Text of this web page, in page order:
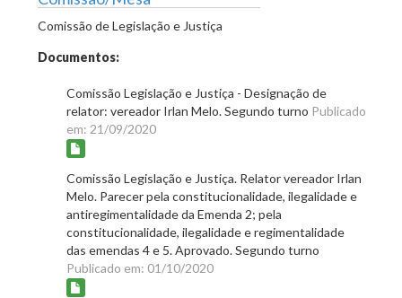
Comissão de Legislação e Justiça
Documentos:
Comissão Legislação e Justiça - Designação de
relator: vereador Irlan Melo. Segundo turno Publicado
em: 21/09/2020
Comissão Legislação e Justiça. Relator vereador Irlan
Melo. Parecer pela constitucionalidade, ilegalidade e
antiregimentalidade da Emenda 2; pela
constitucionalidade, ilegalidade e regimentalidade
das emendas 4 e 5. Aprovado. Segundo turno
Publicado em: 01/10/2020